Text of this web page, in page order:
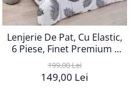
Lenjerie De Pat, Cu Elastic,
6 Piese, Finet Premium -
LPBF6PE40
199,00 Lei
149,00 Lei